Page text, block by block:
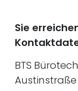
Sie
BTS
Austinstraße